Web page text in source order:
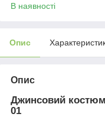
В наявності
Опис
Опис
Джинсовий
01